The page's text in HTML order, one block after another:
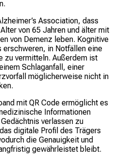
Association, dass
von 65 Jahren und älter mit
von Demenz leben. Kognitive
erschweren, in Notfällen eine
zu vermitteln. Außerdem ist
Schlaganfall, einer
möglicherweise nicht in
mit QR Code ermöglicht es
Informationen
verlassen zu
digitale Profil des Trägers
die Genauigkeit und
gewährleistet bleibt.